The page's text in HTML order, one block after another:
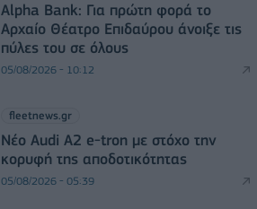
Alpha Bank: Για πρώτη φορά το
Αρχαίο Θέατρο Επιδαύρου άνοιξε τις
πύλες του σε όλους
05/08/2026 - 10:12
fleetnews.gr
Νέο Audi A2 e-tron με στόχο την
κορυφή της αποδοτικότητας
05/08/2026 - 05:39